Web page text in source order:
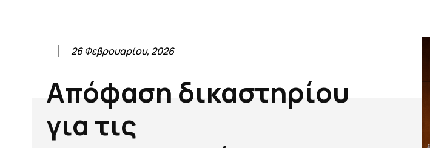
26 Φεβρουαρίου, 2026
Απόφαση δικαστηρίου
για τις